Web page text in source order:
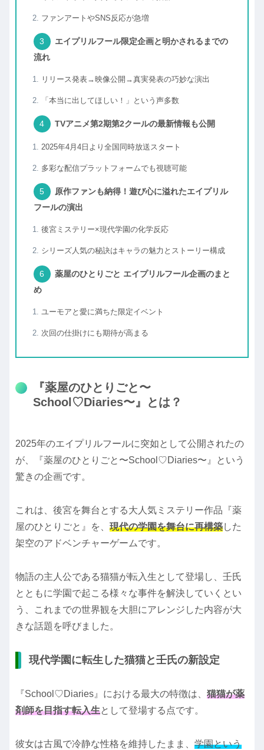
ファンアートやSNS反応が急増
エイプリルフール限定企画と明かされるまでの
流れ
リリース発表→映像公開→真実発表の巧妙な演出
「本当に出してほしい！」という声多数
TVアニメ第2期第2クールの最新情報も公開
2025年4月4日より全国同時放送スタート
多彩な配信プラットフォームでも視聴可能
原作ファンも納得！遊び心に溢れたエイプリル
フールの演出
後宮ミステリー×現代学園の化学反応
シリーズ人気の秘訣はキャラの魅力とストーリー構成
薬屋のひとりごと エイプリルフール企画のまと
め
ユーモアと愛に満ちた限定イベント
次回の仕掛けにも期待が高まる
『薬屋のひとりごと〜
School♡Diaries〜』とは？
2025年のエイプリルフールに突如として公開されたの
が、『薬屋のひとりごと〜School♡Diaries〜』という
驚きの企画です。
これは、後宮を舞台とする大人気ミステリー作品『薬
屋のひとりごと』を、 現代の学園を舞台に再構築した
架空のアドベンチャーゲームです。
物語の主人公である猫猫が転入生として登場し、壬氏
とともに学園で起こる様々な事件を解決していくとい
う、これまでの世界観を大胆にアレンジした内容が大
きな話題を呼びました。
現代学園に転生した猫猫と壬氏の新設定
『School♡Diaries』における最大の特徴は、 猫猫が薬
剤師を目指す転入生として登場する点です。
彼女は古風で冷静な性格を維持したまま、 学園という